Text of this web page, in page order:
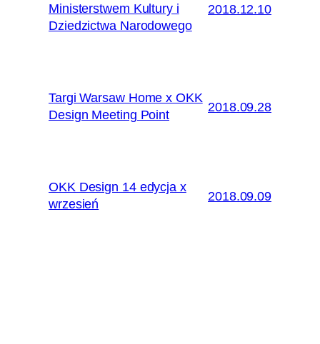
Ministerstwem Kultury i
Dziedzictwa Narodowego
2018.12.10
Targi Warsaw Home x OKK
Design Meeting Point
2018.09.28
OKK Design 14 edycja x
wrzesień
2018.09.09